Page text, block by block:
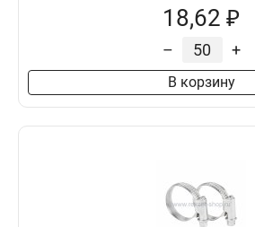
18,62 ₽
– +
В корзину